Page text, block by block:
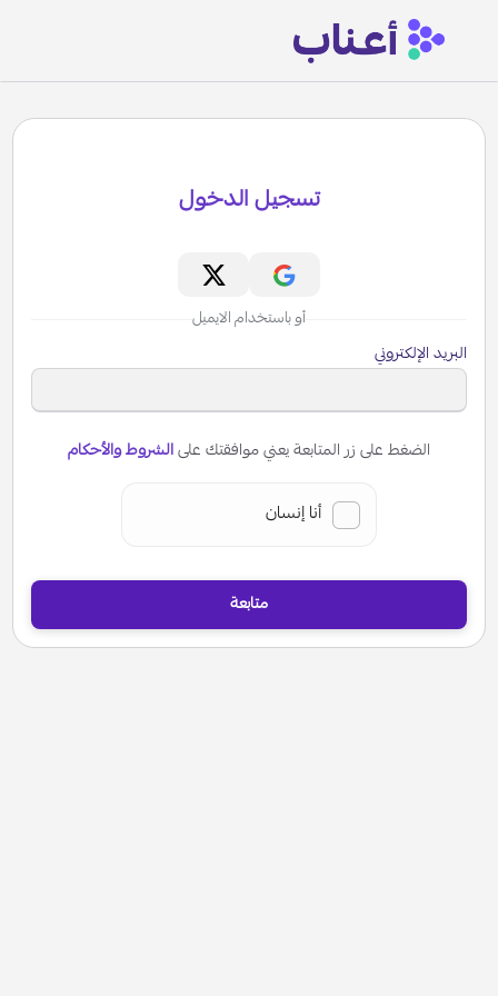
تسجيل الدخول
أو باستخدام الايميل
البريد الإلكتروني
الضغط على زر المتابعة يعني موافقتك علىالشروط والأحكام